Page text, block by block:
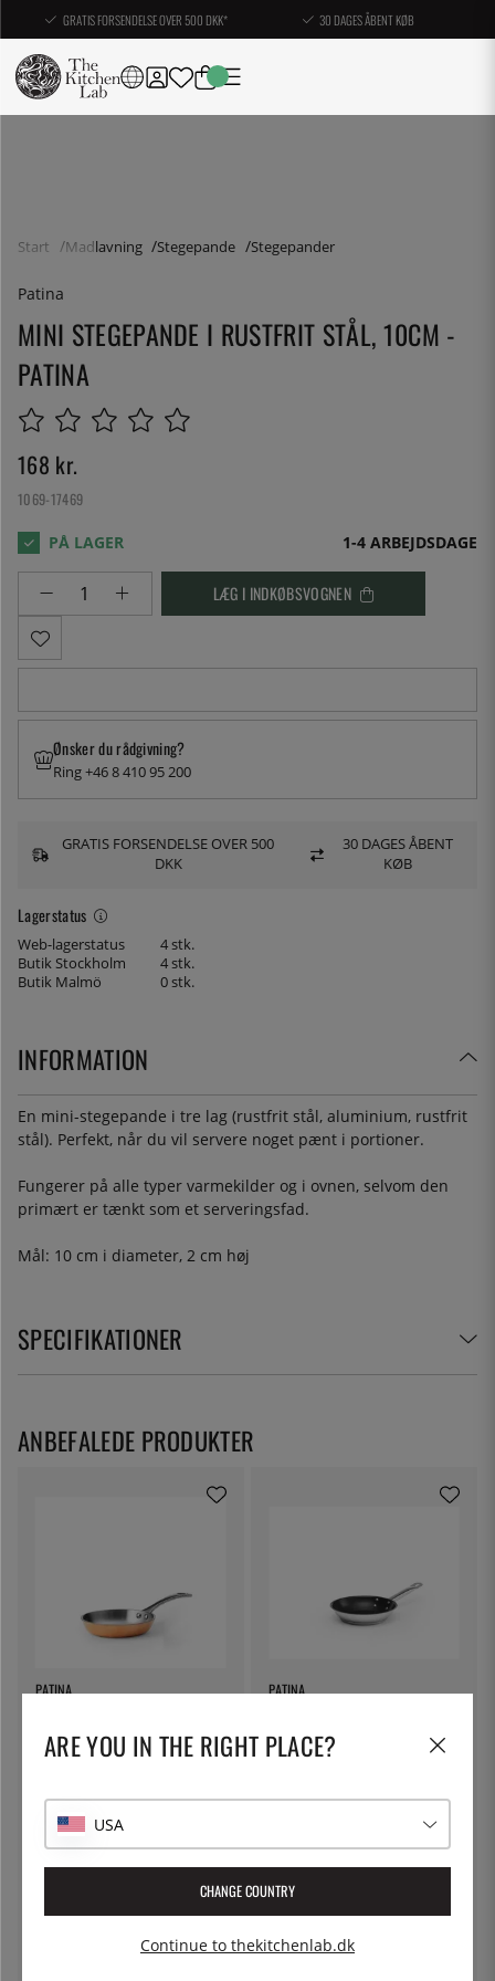
GRATIS FORSENDELSE OVER 500 DKK* 30 DAGES ÅBENT KØB
Start Madlavning Stegepande Stegepander
Patina
MINI STEGEPANDE I RUSTFRIT STÅL, 10CM -
PATINA
168 kr.
1069-17469
1-4 ARBEJDSDAGE
LÆG I INDKØBSVOGNEN
Lagerstatus
Web-lagerstatus
4 stk.
Butik Stockholm
4 stk.
Butik Malmö
0 stk.
Ønsker du rådgivning?
Ring +46 8 410 95 200
GRATIS FORSENDELSE OVER 500
DKK
30 DAGES ÅBENT
KØB
INFORMATION
En mini-stegepande i tre lag (rustfrit stål, aluminium, rustfrit
stål). Perfekt, når du vil servere noget pænt i portioner.
Fungerer på alle typer varmekilder og i ovnen, selvom den
primært er tænkt som et serveringsfad.
Mål: 10 cm i diameter, 2 cm høj
SPECIFIKATIONER
PATINA
Patina
176 kr.
PATINA
Excalibur - Patina - 20 cm
307 kr.
ANBEFALEDE PRODUKTER
ARE YOU IN THE RIGHT PLACE?
USA
CHANGE COUNTRY
Continue to thekitchenlab.dk